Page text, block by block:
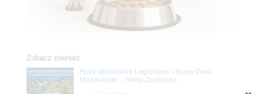
Zobacz również
Ryby akwariowe Legionowo i Nowy Dwór
Mazowiecki – Sklep ZooNemo